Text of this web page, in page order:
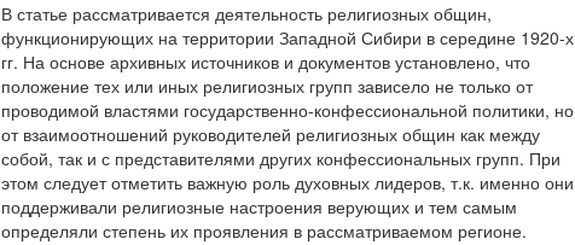
В статье рассматривается деятельность религиозных общин,
функционирующих на территории Западной Сибири в середине 1920-х
гг. На основе архивных источников и документов установлено, что
положение тех или иных религиозных групп зависело не только от
проводимой властями государственно-конфессиональной политики, но
от взаимоотношений руководителей религиозных общин как между
собой, так и с представителями других конфессиональных групп. При
этом следует отметить важную роль духовных лидеров, т.к. именно они
поддерживали религиозные настроения верующих и тем самым
определяли степень их проявления в рассматриваемом регионе.